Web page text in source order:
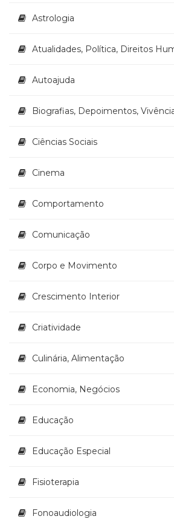
Astrologia
Atualidades, Política, Direitos
Autoajuda
Biografias, Depoimentos,
Ciências Sociais
Cinema
Comportamento
Comunicação
Corpo e Movimento
Crescimento Interior
Criatividade
Culinária, Alimentação
Economia, Negócios
Educação
Educação Especial
Fisioterapia
Fonoaudiologia